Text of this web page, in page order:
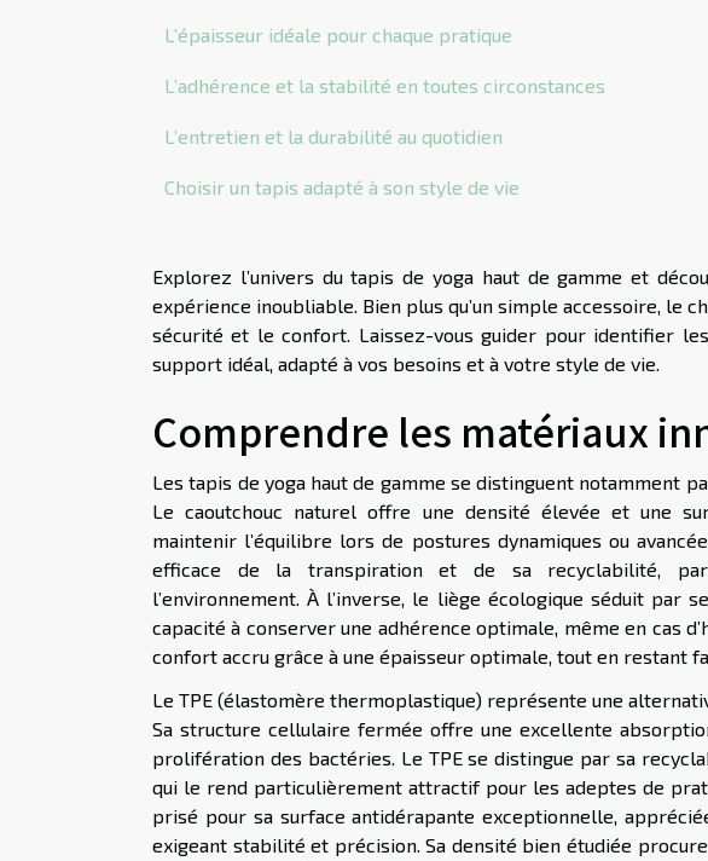
L’épaisseur idéale pour chaque pratique
L’adhérence et la stabilité en toutes circonstances
L’entretien et la durabilité au quotidien
Choisir un tapis adapté à son style de vie
Explorez l’univers du tapis de yoga haut de gamme et
expérience inoubliable. Bien plus qu’un simple accessoire, le
sécurité et le confort. Laissez-vous guider pour identifier
support idéal, adapté à vos besoins et à votre style de vie.
Comprendre les matériaux
Les tapis de yoga haut de gamme se distinguent notamment
Le caoutchouc naturel offre une densité élevée et une
maintenir l’équilibre lors de postures dynamiques ou
efficace de la transpiration et de sa recyclabilité,
l’environnement. À l’inverse, le liège écologique séduit par
capacité à conserver une adhérence optimale, même en cas
confort accru grâce à une épaisseur optimale, tout en restant
Le TPE (élastomère thermoplastique) représente une
Sa structure cellulaire fermée offre une excellente
prolifération des bactéries. Le TPE se distingue par sa
qui le rend particulièrement attractif pour les adeptes de
prisé pour sa surface antidérapante exceptionnelle,
exigeant stabilité et précision. Sa densité bien étudiée